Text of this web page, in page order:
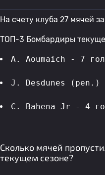
На счету клуба 27 мячей
ТОП-3 Бомбардиры
A. Aoumaich - 7
J. Desdunes (pen.)
C. Bahena Jr - 4
Сколько мячей
текущем сезоне?